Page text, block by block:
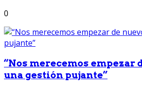
0
“Nos merecemos empezar
una gestión pujante”